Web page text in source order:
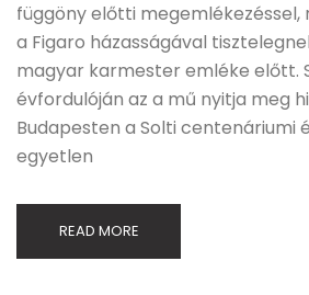
függöny előtti megemlékezéssel,
a Figaro házasságával
magyar karmester emléke előtt.
évfordulóján az a mű nyitja meg
Budapesten a Solti centenáriumi
egyetlen
READ MORE